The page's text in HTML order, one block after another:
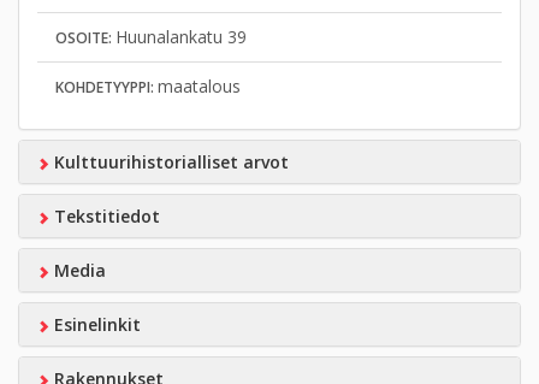
OSOITE: Huunalankatu 39
KOHDETYYPPI: maatalous
Kulttuurihistorialliset arvot
Tekstitiedot
Media
Esinelinkit
Rakennukset